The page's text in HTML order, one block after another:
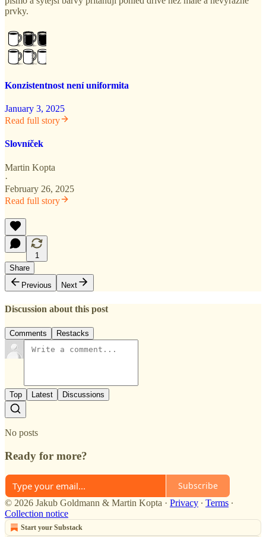
prvky.
Konzistentnost není uniformita
January 3, 2025
Read full story
Slovníček
Martin Kopta
·
February 26, 2025
Read full story
1
Share
Previous
Next
Discussion about this post
Comments Restacks
Top Latest Discussions
No posts
Ready for more?
Subscribe
© 2026 Jakub Goldmann & Martin Kopta · Privacy ∙ Terms ∙
Collection notice
Start your Substack